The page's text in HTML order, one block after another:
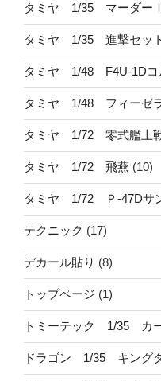
タミヤ 1/35 マーダーⅠ
タミヤ 1/35 進撃セッ
タミヤ 1/48 F4U-1Dコ
タミヤ 1/48 フィーゼラ
タミヤ 1/72 零式艦上
タミヤ 1/72 飛燕 (10)
タミヤ 1/72 Ｐ-47Dサ
テクニック (17)
デカール貼り (8)
トップページ (1)
トミーテック 1/35 カ
ドラゴン 1/35 キング